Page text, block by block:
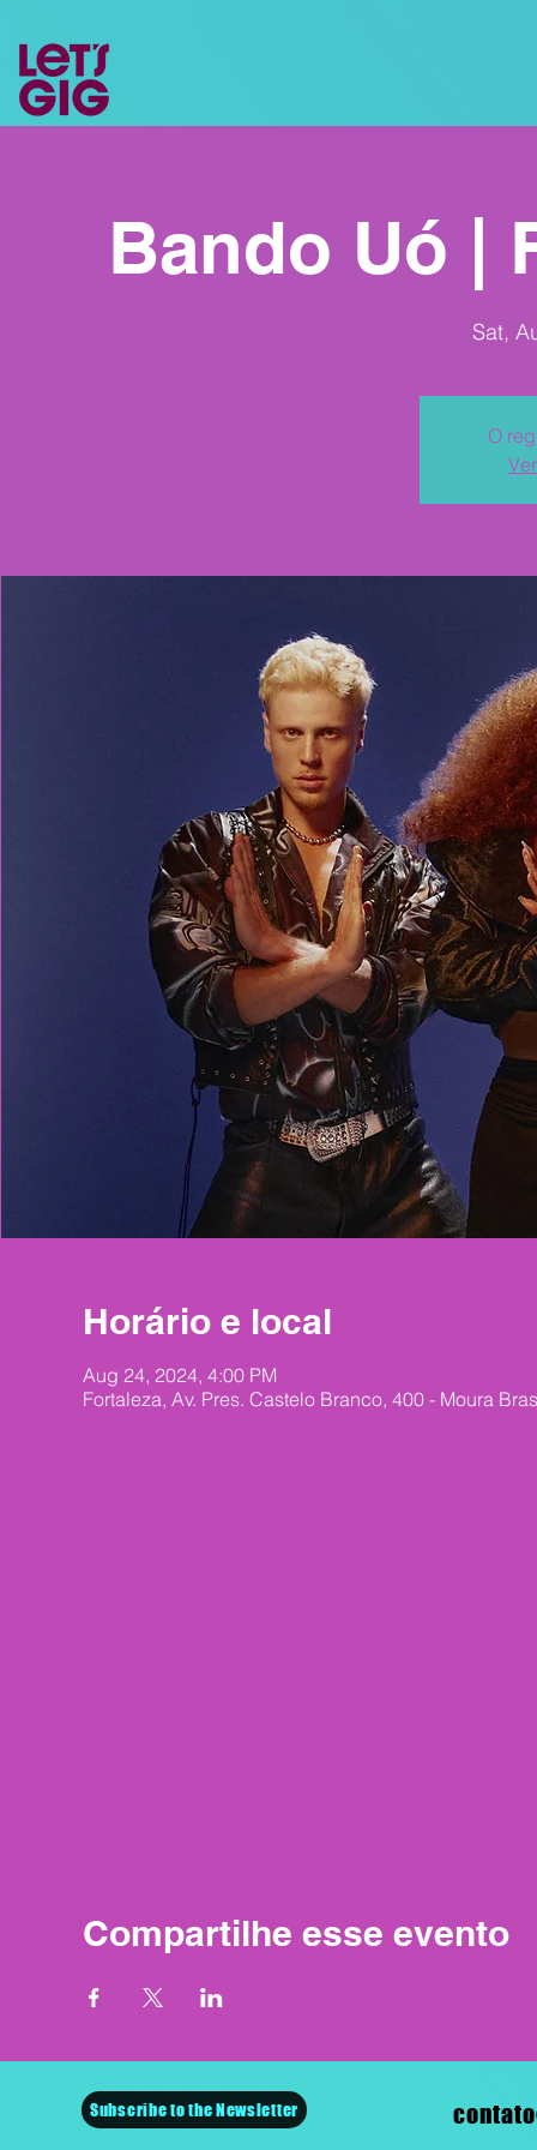
Bando Uó |
Sat,
O
Horário e local
Aug 24, 2024, 4:00 PM
Fortaleza, Av. Pres. Castelo Branco, 400 - Moura
Compartilhe esse evento
Subscribe to the Newsletter